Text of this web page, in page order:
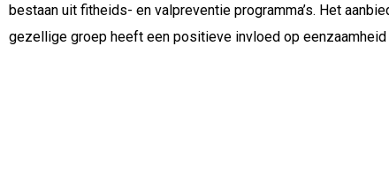
bestaan uit fitheids- en valpreventie programma’s. Het
gezellige groep heeft een positieve invloed op eenzaamheid